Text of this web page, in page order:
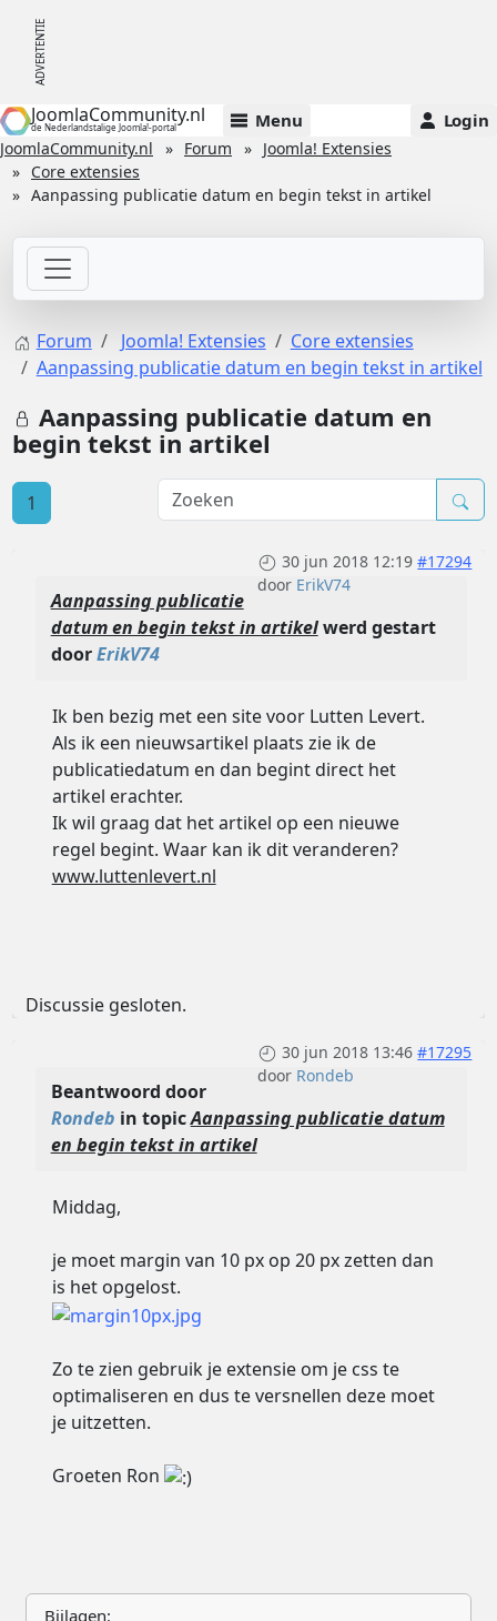
JoomlaCommunity.nl
de Nederlandstalige Joomla!-portal Menu Login
JoomlaCommunity.nl Forum
Joomla! Extensies
Core extensies
Aanpassing publicatie datum en begin tekst in artikel
Forum Joomla! Extensies
Core extensies
Aanpassing publicatie datum en begin tekst in artikel
Aanpassing publicatie datum en
begin tekst in artikel
1
30 jun 2018 12:19 #17294
door ErikV74
Aanpassing publicatie
datum en begin tekst in artikelwerd gestart
doorErikV74
Ik ben bezig met een site voor Lutten Levert.
Als ik een nieuwsartikel plaats zie ik de
publicatiedatum en dan begint direct het
artikel erachter.
Ik wil graag dat het artikel op een nieuwe
regel begint. Waar kan ik dit veranderen?
www.luttenlevert.nl
Discussie gesloten.
30 jun 2018 13:46 #17295
door Rondeb
Beantwoord door
Rondeb in topicAanpassing publicatie datum
en begin tekst in artikel
Middag,
je moet margin van 10 px op 20 px zetten dan
is het opgelost.
Zo te zien gebruik je extensie om je css te
optimaliseren en dus te versnellen deze moet
je uitzetten.
Groeten Ron
Bijlagen: